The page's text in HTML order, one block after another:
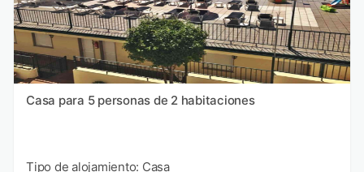
Casa para 5 personas de 2 habitaciones
Tipo de alojamiento: Casa